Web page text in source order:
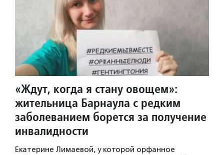
«Ждут, когда я стану овощем»:
жительница Барнаула с редким
заболеванием борется за получение
инвалидности
Екатерине Лимаевой, у которой орфанное